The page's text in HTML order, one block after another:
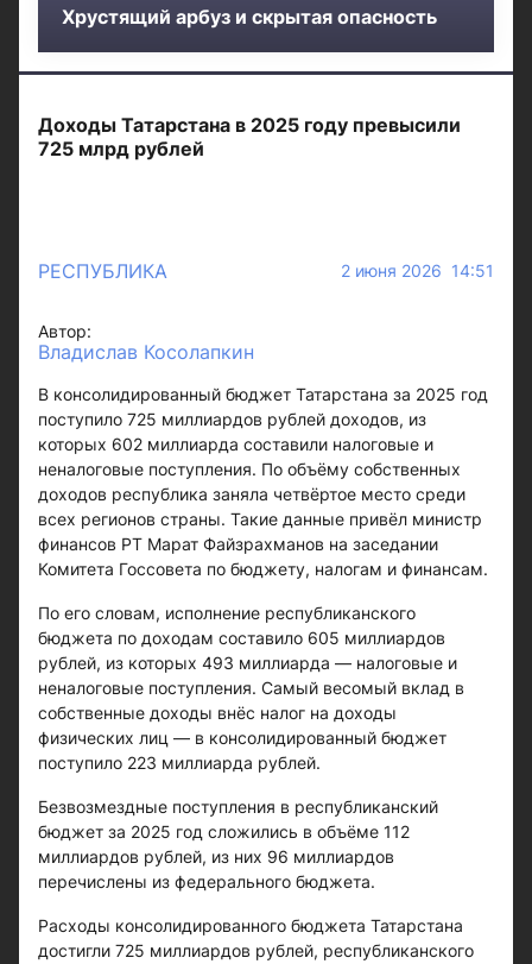
Хрустящий арбуз и скрытая опасность
Доходы Татарстана в 2025 году превысили
725 млрд рублей
РЕСПУБЛИКА 2 июня 2026 14:51
Автор:
Владислав Косолапкин
В консолидированный бюджет Татарстана за 2025 год
поступило 725 миллиардов рублей доходов, из
которых 602 миллиарда составили налоговые и
неналоговые поступления. По объёму собственных
доходов республика заняла четвёртое место среди
всех регионов страны. Такие данные привёл министр
финансов РТ Марат Файзрахманов на заседании
Комитета Госсовета по бюджету, налогам и финансам.
По его словам, исполнение республиканского
бюджета по доходам составило 605 миллиардов
рублей, из которых 493 миллиарда — налоговые и
неналоговые поступления. Самый весомый вклад в
собственные доходы внёс налог на доходы
физических лиц — в консолидированный бюджет
поступило 223 миллиарда рублей.
Безвозмездные поступления в республиканский
бюджет за 2025 год сложились в объёме 112
миллиардов рублей, из них 96 миллиардов
перечислены из федерального бюджета.
Расходы консолидированного бюджета Татарстана
достигли 725 миллиардов рублей, республиканского